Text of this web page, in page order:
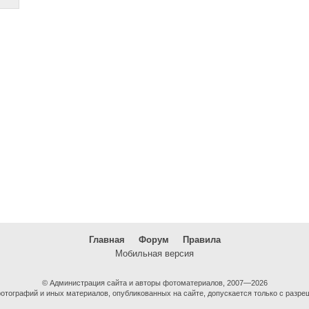
Главная Форум
Правила
Мобильная версия
© Администрация сайта и авторы фотоматериалов, 2007—2026
и иных материалов, опубликованных на сайте, допускается только с